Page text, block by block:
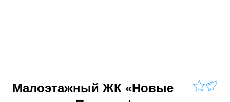
Малоэтажный ЖК «Новые